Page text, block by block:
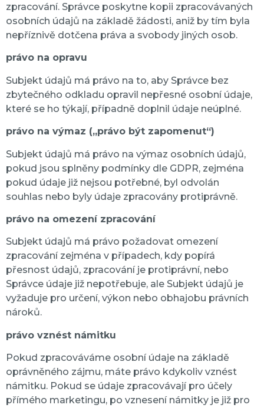
zpracování. Správce poskytne kopii zpracovávaných
osobních údajů na základě žádosti, aniž by tím byla
nepříznivě dotčena práva a svobody jiných osob.
právo na opravu
Subjekt údajů má právo na to, aby Správce bez
zbytečného odkladu opravil nepřesné osobní údaje,
které se ho týkají, případně doplnil údaje neúplné.
právo na výmaz („právo být zapomenut“)
Subjekt údajů má právo na výmaz osobních údajů,
pokud jsou splněny podmínky dle GDPR, zejména
pokud údaje již nejsou potřebné, byl odvolán
souhlas nebo byly údaje zpracovány protiprávně.
právo na omezení zpracování
Subjekt údajů má právo požadovat omezení
zpracování zejména v případech, kdy popírá
přesnost údajů, zpracování je protiprávní, nebo
Správce údaje již nepotřebuje, ale Subjekt údajů je
vyžaduje pro určení, výkon nebo obhajobu právních
nároků.
právo vznést námitku
Pokud zpracováváme osobní údaje na základě
oprávněného zájmu, máte právo kdykoliv vznést
námitku. Pokud se údaje zpracovávají pro účely
přímého marketingu, po vznesení námitky je již pro